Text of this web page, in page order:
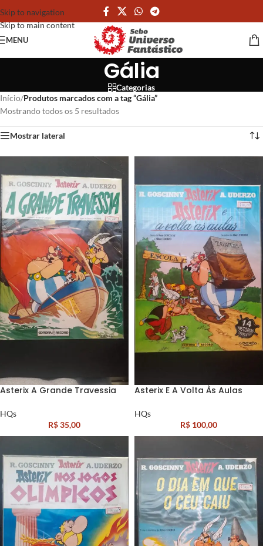
Skip to navigation
Skip to main content
MENU
Gália
Categorias
Início/Produtos marcados com a tag “Gália”
Mostrando todos os 5 resultados
Mostrar lateral
Asterix A Grande Travessia
HQs
R$35,00
Asterix E A Volta Às Aulas
HQs
R$ 100,00